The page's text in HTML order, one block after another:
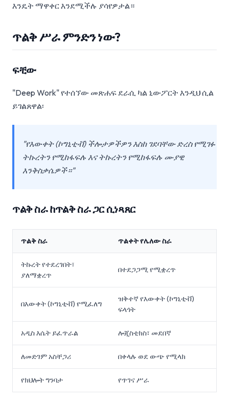
እንዴት ማዋቀር እንደሚችሉ ያሳየዎታል።
ጥልቅ ሥራ ምንድን ነው?
ፍቺው
"Deep Work" የተሰኘው መጽሐፍ ደራሲ ካል ኒውፖርት እንዲህ ሲል
ይገልጸዋል፡
"የእውቀት (ኮግኒቲቭ) ችሎታዎችዎን እስከ ገደባቸው ድረስ የሚገፉ
ትኩረትን የሚከፋፍሉ እና ትኩረትን የሚከፋፍሉ ሙያዊ
እንቅስቃሴዎች።"
ጥልቅ ስራ ከጥልቅ ስራ ጋር ሲነጻጸር
ጥልቅ ስራ ጥልቀት የሌለው ስራ
ትኩረት የተደረገበት፣
ያለማቋረጥ
በተደጋጋሚ የሚቋረጥ
በእውቀት (ኮግኒቲቭ) የሚፈለግ
ዝቅተኛ የእውቀት (ኮግኒቲቭ)
ፍላጎት
አዲስ እሴት ይፈጥራል ሎጂስቲክስ፣ መደበኛ
ለመድገም አስቸጋሪ በቀላሉ ወደ ውጭ የሚላክ
የክህሎት ግንባታ የጥገና ሥራ